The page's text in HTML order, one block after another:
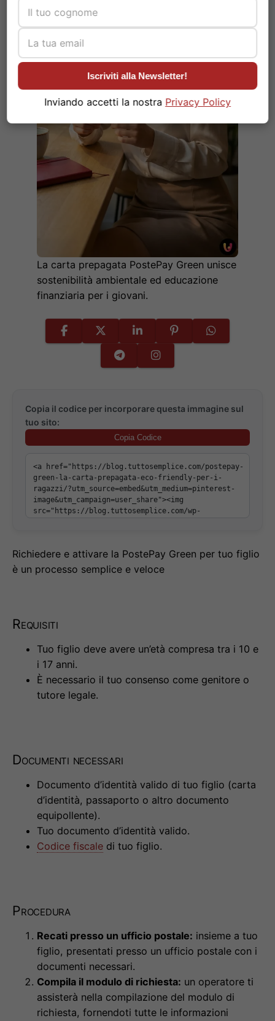
La carta prepagata PostePay Green unisce
sostenibilità ambientale ed educazione
finanziaria per i giovani.
Copia il codice per incorporare questa immagine sul
tuo sito:
Copia Codice
Richiedere e attivare la PostePay Green per tuo figlio
è un processo semplice e veloce
Requisiti
Tuo figlio deve avere un’età compresa tra i 10 e
i 17 anni.
È necessario il tuo consenso come genitore o
tutore legale.
Documenti necessari
Documento d’identità valido di tuo figlio (carta
d’identità, passaporto o altro documento
equipollente).
Tuo documento d’identità valido.
Codice fiscale di tuo figlio.
Procedura
Recati presso un ufficio postale: insieme a tuo
figlio, presentati presso un ufficio postale con i
documenti necessari.
Compila il modulo di richiesta: un operatore ti
assisterà nella compilazione del modulo di
richiesta, fornendoti tutte le informazioni
Iscriviti alla Newsletter!
Inviando accetti la nostra Privacy Policy